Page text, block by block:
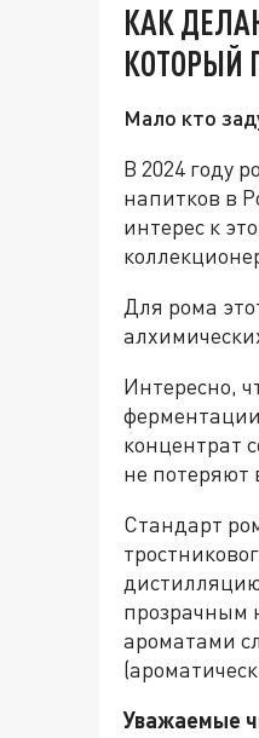
КАК
КОТОРЫЙ
Мало кто
В 2024 году
напитков в
интерес к
Для рома
Интересно,
концентрат
не потеряют
Стандарт
прозрачным
ароматами
Уважаемые